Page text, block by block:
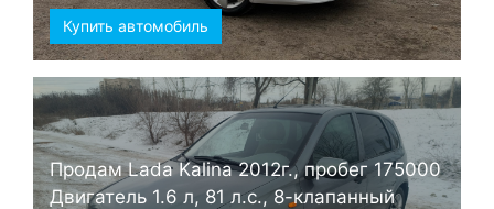
Купить автомобиль
Продам Lada Kalina 2012г., пробег 175000
Двигатель 1.6 л, 81 л.с., 8-клапанный